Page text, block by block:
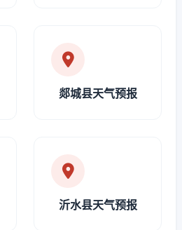
郯城县天气预报
沂水县天气预报